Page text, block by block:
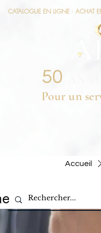
CATALOGUE EN LIGNE · ACHAT
50
Pour un
Accueil